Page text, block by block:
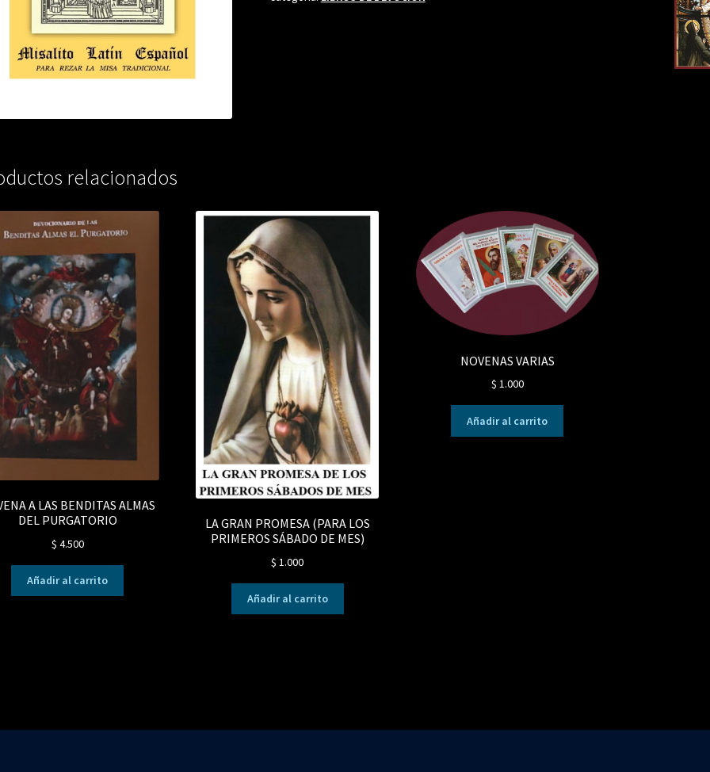
relacionados
A LAS BENDITAS ALMAS
DEL PURGATORIO
$ 4.500
Añadir al carrito
LA GRAN PROMESA (PARA LOS
PRIMEROS SÁBADO DE MES)
$ 1.000
Añadir al carrito
NOVENAS VARIAS
$ 1.000
Añadir al carrito